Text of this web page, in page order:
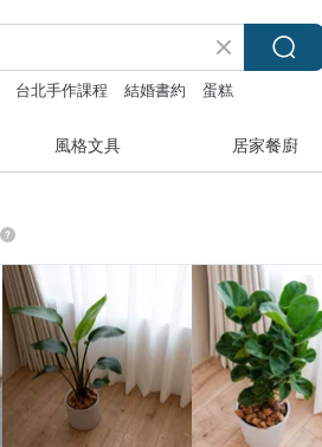
台北手作課程 結婚書約 蛋糕
風格文具 居家餐廚